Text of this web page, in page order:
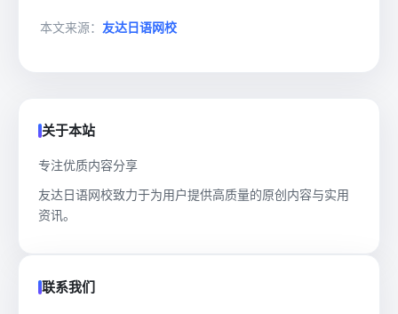
本文来源： 友达日语网校
关于本站
专注优质内容分享
友达日语网校致力于为用户提供高质量的原创内容与实用
资讯。
联系我们